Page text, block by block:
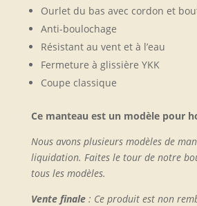
Ourlet du bas avec cordon et
Anti-boulochage
Résistant au vent et à l’eau
Fermeture à glissière YKK
Coupe classique
Ce manteau est un modèle pour
Nous avons plusieurs modèles de
liquidation. Faites le tour de notre
tous les modèles.
Vente finale: Ce produit est non